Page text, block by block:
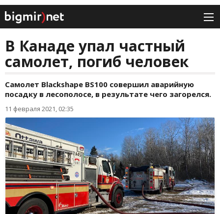
В Канаде упал частный
самолет, погиб человек
Самолет Blackshape BS100 совершил аварийную
посадку в лесополосе, в результате чего загорелся.
11 февраля 2021, 02:35